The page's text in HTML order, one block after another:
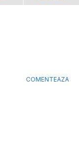
COMENTEAZA